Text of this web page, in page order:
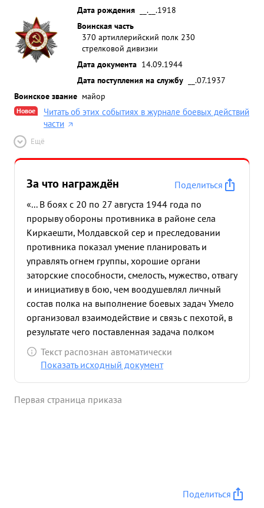
Дата рождения
__.__.1918
Воинская часть
370 артиллерийский полк 230
стрелковой дивизии
Дата документа 14.09.1944
Дата поступления на службу
__.07.1937
Воинское звание майор
Новое
Читать об этих событиях в журнале боевых действий
части
Ещё
За что награждён
Поделиться
«... В боях с 20 по 27 августа 1944 года по
прорыву обороны противника в районе села
Киркаешти, Молдавской сер и преследовании
противника показал умение планировать и
управлять огнем группы, хорошие органи
заторские способности, смелость, мужество, отвагу
и инициативу в бою, чем воодушевлял личный
состав полка на выполнение боевых задач Умело
организовал взаимодействие и связь с пехотой, в
результате чего поставленная задача полком
выполнена отлично Большинство времени
находился в боевых порядках пехоты, выяснял ее
29разрушено 8 блиндажей, разбито 2
Текст распознан автоматически
Показать исходный документ
Первая страница приказа
Поделиться